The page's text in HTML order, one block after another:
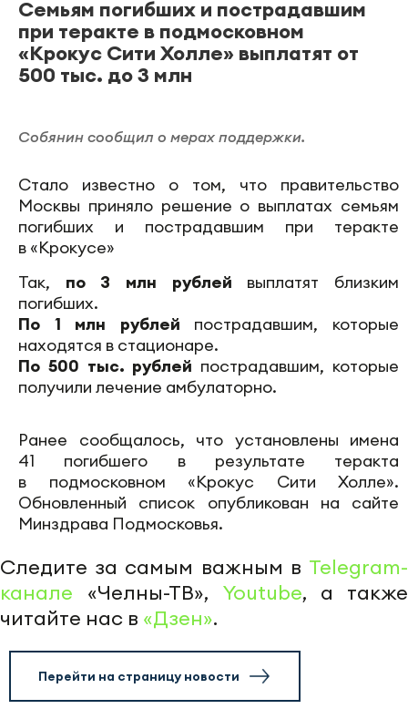
Семьям погибших и пострадавшим
при теракте в подмосковном
«Крокус Сити Холле» выплатят от
500 тыс. до 3 млн
Собянин сообщил о мерах поддержки.
Стало известно о том, что правительство
Москвы приняло решение о выплатах семьям
погибших и пострадавшим при теракте
в «Крокусе»
Так, по 3 млн рублей выплатят близким
погибших.
По 1 млн рублей пострадавшим, которые
находятся в стационаре.
По 500 тыс. рублей пострадавшим, которые
получили лечение амбулаторно.
Ранее сообщалось, что установлены имена
41 погибшего в результате теракта
в подмосковном «Крокус Сити Холле».
Обновленный список опубликован на сайте
Минздрава Подмосковья.
Следите за самым важным в Telegram-
канале «Челны-ТВ», Youtube, а также
читайте нас в «Дзен».
Перейти на страницу новости